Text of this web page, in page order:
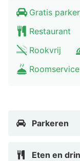
tijden). Bestel je
Dagelijks kun je
ontbijtbuffet, dat
10.00 uur.
de luchthaven is
Gratis
Restaurant
Rookvrij
Roomservice
Parkeren
Eten en